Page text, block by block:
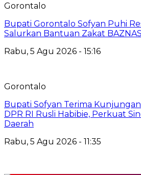
Gorontalo
Bupati Gorontalo Sofyan Puhi
Salurkan Bantuan Zakat
Rabu, 5 Agu 2026 - 15:16
Gorontalo
Bupati Sofyan Terima
DPR RI Rusli Habibie, Perkuat
Daerah
Rabu, 5 Agu 2026 - 11:35